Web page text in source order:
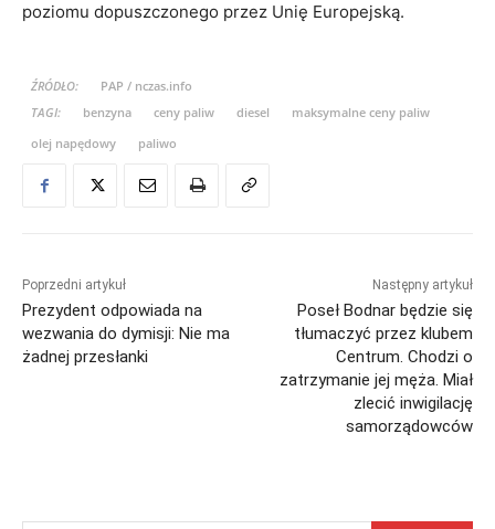
poziomu dopuszczonego przez Unię Europejską.
ŹRÓDŁO:
PAP / nczas.info
TAGI:
benzyna ceny paliw diesel
maksymalne ceny paliw
olej napędowy
paliwo
Poprzedni artykuł
Prezydent odpowiada na
wezwania do dymisji: Nie ma
żadnej przesłanki
Następny artykuł
Poseł Bodnar będzie się
tłumaczyć przez klubem
Centrum. Chodzi o
zatrzymanie jej męża. Miał
zlecić inwigilację
samorządowców